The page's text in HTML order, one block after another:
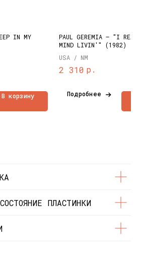
IN MY
В корзину
PAUL GEREMIA – "I
MIND LIVIN'" (1982)
USA / NM
2 310 р.
Подробнее
ПЛАСТИНКИ
Разработка сайта